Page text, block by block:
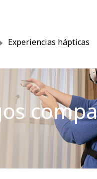
Experiencias hápticas